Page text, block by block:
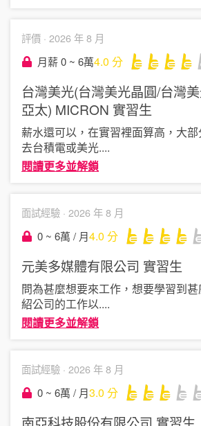
評價 · 2026 年 8 月
月薪 0 ~ 6萬4.0 分
台灣美光(台灣美光晶圓/台灣
亞太) MICRON 實習生
薪水還可以，在實習裡面算高，大
去台積電或美光....
閱讀更多並解鎖
面試經驗 · 2026 年 8 月
0 ~ 6萬 / 月4.0 分
元美多媒體有限公司 實習生
問為甚麼想要來工作，想要學習到
紹公司的工作以....
閱讀更多並解鎖
面試經驗 · 2026 年 8 月
0 ~ 6萬 / 月3.0 分
南亞科技股份有限公司 實習生